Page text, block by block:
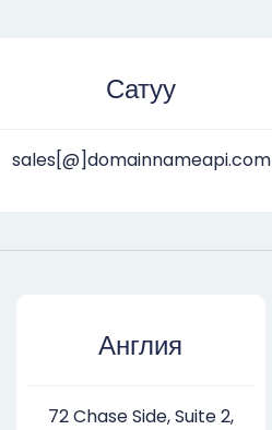
Сатуу
sales[@]domainnameapi.com
Англия
72 Chase Side, Suite 2,